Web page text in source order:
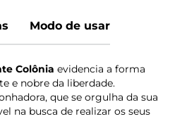
Modo de usar
Colônia evidencia a forma
e nobre da liberdade.
que se orgulha da sua
na busca de realizar os seus